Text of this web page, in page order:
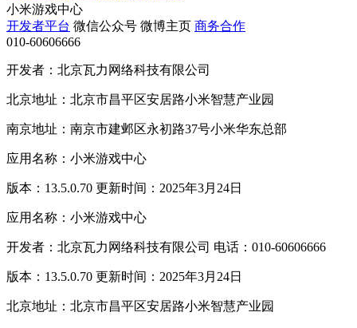
小米游戏中心
开发者平台 微信公众号 微博主页 商务合作
010-60606666
开发者：北京瓦力网络科技有限公司
北京地址：北京市昌平区安居路小米智慧产业园
南京地址：南京市建邺区永初路37号小米华东总部
应用名称：小米游戏中心
版本：13.5.0.70 更新时间：2025年3月24日
应用名称：小米游戏中心
开发者：北京瓦力网络科技有限公司 电话：010-60606666
版本：13.5.0.70 更新时间：2025年3月24日
北京地址：北京市昌平区安居路小米智慧产业园